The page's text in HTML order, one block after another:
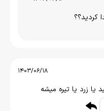
کردید؟؟
1403/06/18
زرد یا تیره میشه